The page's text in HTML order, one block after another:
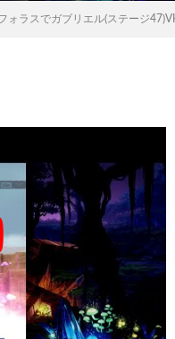
ォラスでガブリエル(ステージ